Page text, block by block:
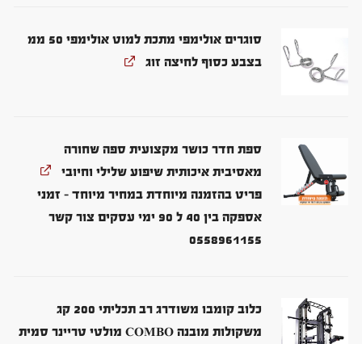
סוגרים אולימפי מתכת למוט אולימפי 50 ממ
בצבע כסוף לחיצה זוג
ספת חדר כושר מקצועית ספה שחורה
מאסיבית איכותית שיפוע שלילי וחיובי
פריט בהזמנה מיוחדת במחיר מיוחד - זמני
אספקה בין 40 ל 90 ימי עסקים צור קשר
0558961155
כלוב קומבו משודרג רב תכליתי 200 קג
משקולות מובנה COMBO מולטי טריינר סמית